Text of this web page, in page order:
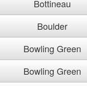
Bottineau
Boulder
Bowling Green
Bowling Green